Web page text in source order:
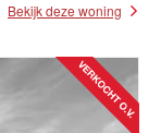
Bekijk deze woning